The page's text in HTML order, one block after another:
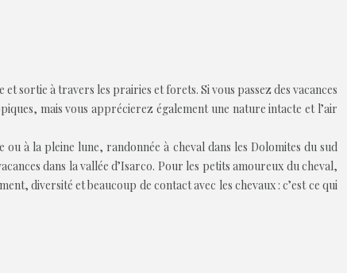
sortie à travers les prairies et forets. Si vous passez des vacances
mais vous apprécierez également une nature intacte et l’air
à la pleine lune, randonnée à cheval dans les Dolomites du sud
dans la vallée d’Isarco. Pour les petits amoureux du cheval,
diversité et beaucoup de contact avec les chevaux : c’est ce qui